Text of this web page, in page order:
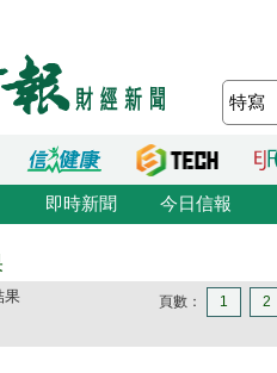
即時新聞 今日信報
果 頁數： 1 2